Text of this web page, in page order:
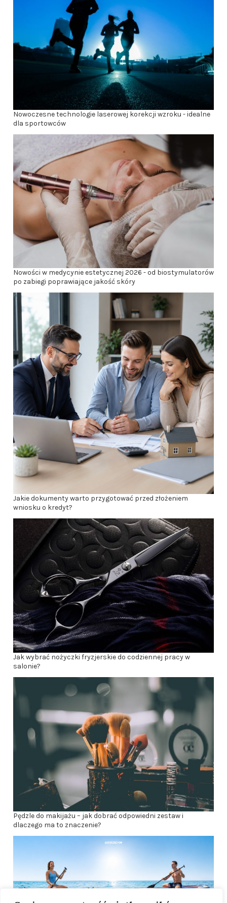
Nowoczesne technologie laserowej korekcji wzroku - idealne
dla sportowców
Nowości w medycynie estetycznej 2026 - od biostymulatorów
po zabiegi poprawiające jakość skóry
Jakie dokumenty warto przygotować przed złożeniem
wniosku o kredyt?
Jak wybrać nożyczki fryzjerskie do codziennej pracy w
salonie?
Pędzle do makijażu – jak dobrać odpowiedni zestaw i
dlaczego ma to znaczenie?